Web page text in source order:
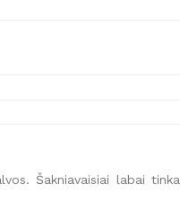
Šakniavaisiai labai tinka